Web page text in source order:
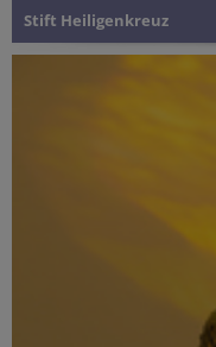
Stift Heiligenkreuz